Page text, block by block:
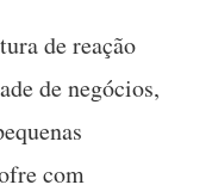
de reação
de negócios,
com